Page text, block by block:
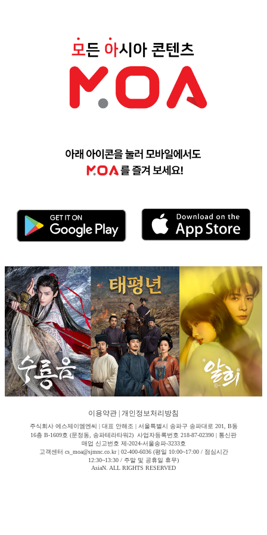
이용약관 개인정보처리방침
주식회사 에스제이엠엔씨 | 대표 안해조 | 서울특별시 송파구 송파대로 201, B동
16층 B-1609호 (문정동, 송파테라타워2) 사업자등록번호 218-87-02390 | 통신판
매업 신고번호 제-2024-서울송파-3233호
고객센터 cs_moa@sjmnc.co.kr | 02-400-6036 (평일 10:00~17:00 / 점심시간
12:30~13:30 / 주말 및 공휴일 휴무)
AsiaN. ALL RIGHTS RESERVED